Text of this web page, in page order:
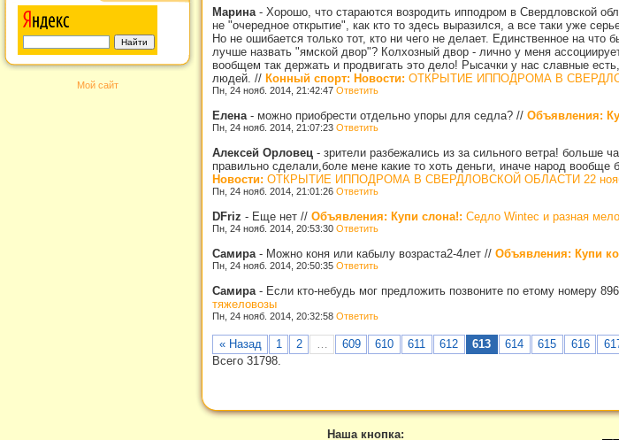
Мой сайт
Марина - Хорошо, что стараются возродить ипподром в Свердловской
не "очередное открытие", как кто то здесь выразился, а все таки уже
Но не ошибается только тот, кто ни чего не делает. Единственное на
лучше назвать "ямской двор"? Колхозный двор - лично у меня
вообщем так держать и продвигать это дело! Рысачки у нас славные
людей. // Конный спорт: Новости: ОТКРЫТИЕ ИППОДРОМА В
Пн, 24 нояб. 2014, 21:42:47 Ответить
Елена - можно приобрести отдельно упоры для седла? // Объявления:
Пн, 24 нояб. 2014, 21:07:23 Ответить
Алексей Орловец - зрители разбежались из за сильного ветра! больше
правильно сделали,боле мене какие то хоть деньги, иначе народ вообще
Новости: ОТКРЫТИЕ ИППОДРОМА В СВЕРДЛОВСКОЙ ОБЛАСТИ 22
Пн, 24 нояб. 2014, 21:01:26 Ответить
DFriz - Еще нет // Объявления: Купи слона!: Седло Wintec и разная
Пн, 24 нояб. 2014, 20:53:30 Ответить
Самира - Можно коня или кабылу возраста2-4лет // Объявления: Купи
Пн, 24 нояб. 2014, 20:50:35 Ответить
Самира - Если кто-небудь мог предложить позвоните по етому номеру
тяжеловозы
Пн, 24 нояб. 2014, 20:32:58 Ответить
« Назад 1 2 … 609 610 611 612 613 614 615 616
Всего 31798.
Наша кнопка: